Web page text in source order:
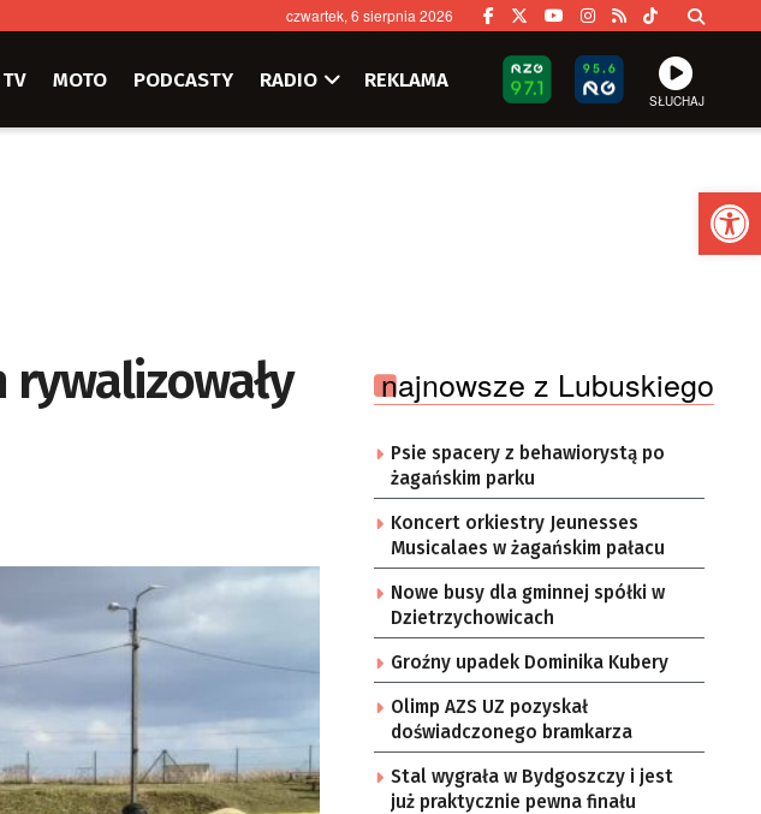
czwartek, 6 sierpnia 2026
TV MOTO PODCASTY RADIO REKLAMA
SŁUCHAJ
najnowsze z Lubuskiego
Psie spacery z behawiorystą po
żagańskim parku
Koncert orkiestry Jeunesses
Musicalaes w żagańskim pałacu
Nowe busy dla gminnej spółki w
Dzietrzychowicach
Groźny upadek Dominika Kubery
Olimp AZS UZ pozyskał
doświadczonego bramkarza
Stal wygrała w Bydgoszczy i jest
już praktycznie pewna finału